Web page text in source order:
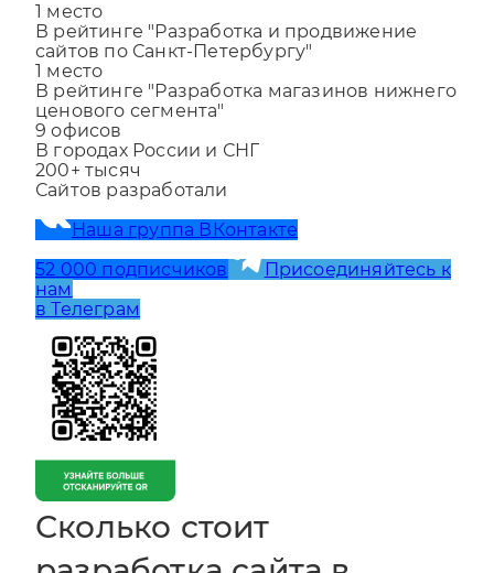
В рейтинге "Разработка и продвижение
сайтов по Санкт-Петербургу"
1место
В рейтинге "Разработка магазинов нижнего
ценового сегмента"
9офисов
В городах России и СНГ
200+тысяч
Сайтов разработали
нам
в Телеграм
Сколько стоит
разработка сайта в